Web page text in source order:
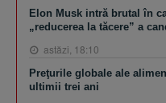
Elon Musk intră brutal în
„reducerea la tăcere” a
astăzi, 18:10
Preţurile globale ale
ultimii trei ani